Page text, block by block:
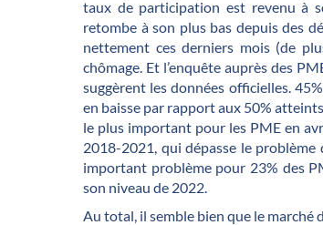
taux de participation est revenu à
retombe à son plus bas depuis des
nettement ces derniers mois (de
chômage. Et l’enquête auprès des
suggèrent les données officielles.
en baisse par rapport aux 50%
le plus important pour les PME en
2018-2021, qui dépasse le
important problème pour 23% des
son niveau de 2022.
Au total, il semble bien que le marché